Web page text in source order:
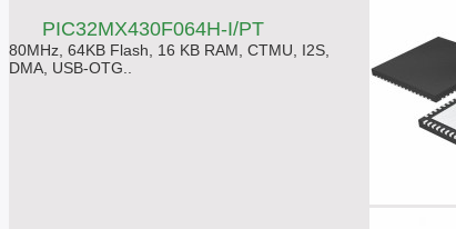
PIC32MX430F064H-I/PT
80MHz, 64KB Flash, 16 KB RAM, CTMU, I2S,
DMA, USB-OTG..